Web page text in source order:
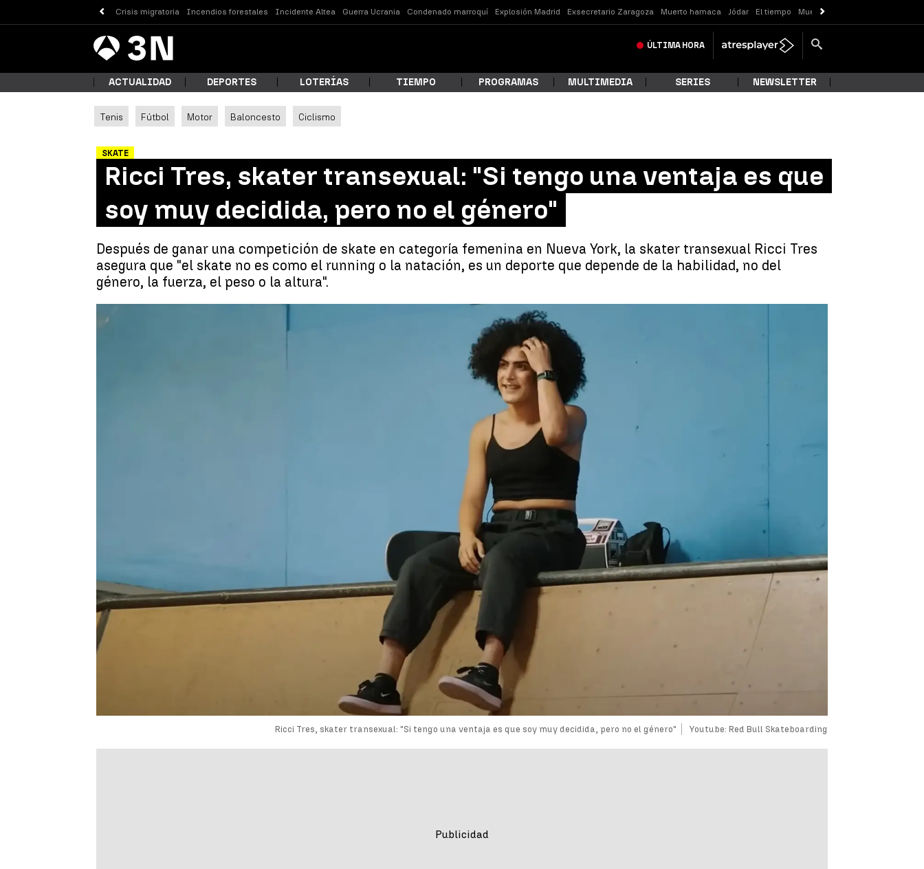
Crisis migratoria Incendios forestales Incidente Altea Guerra Ucrania Condenado marroquí Explosión Madrid Exsecretario Zaragoza Muerto hamaca Jódar El tiempo Muerte Valladolid
Antena
3 Noticias ÚLTIMA HORA
¿Qué estás buscando?
Buscar
ACTUALIDAD DEPORTES LOTERÍAS TIEMPO PROGRAMAS MULTIMEDIA SERIES NEWSLETTER
Tenis Fútbol Motor Baloncesto Ciclismo
SKATE
Ricci Tres, skater transexual: "Si tengo una ventaja es que
soy muy decidida, pero no el género"
Después de ganar una competición de skate en categoría femenina en Nueva York, la skater transexual Ricci Tres
asegura que "el skate no es como el running o la natación, es un deporte que depende de la habilidad, no del
género, la fuerza, el peso o la altura".
Ricci Tres, skater transexual: "Si tengo una ventaja es que soy muy decidida, pero no el género" Youtube: Red Bull Skateboarding